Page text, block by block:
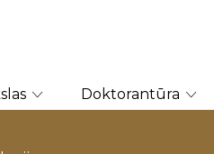
Doktorantūra